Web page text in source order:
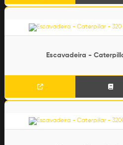
Escavadeira -